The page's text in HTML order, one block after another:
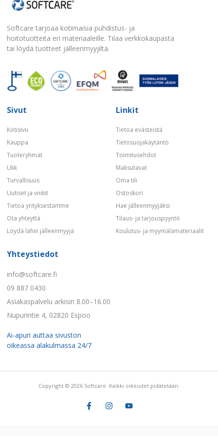
Softcare tarjoaa kotimaisia puhdistus- ja
hoitotuotteita eri materiaaleille. Tilaa verkkokaupasta
tai löydä tuotteet jälleenmyyjiltä.
Sivut
Kotisivu
Kauppa
Tuoteryhmät
Ukk
Turvallisuus
Uutiset ja vinkit
Tietoa yrityksestämme
Ota yhteyttä
Löydä lähin jälleenmyyjä
Linkit
Tietoa evästeistä
Tietosuojakäytäntö
Toimitusehdot
Maksutavat
Oma tili
Ostoskori
Hae jälleenmyyjäksi
Tilaus- ja tarjouspyyntö
Koulutus- ja myymälämateriaalit
Yhteystiedot
info@softcare.fi
09 887 0430
Asiakaspalvelu arkisin 8.00–16.00
Nupurintie 4, 02820 Espoo
Ai-apuri auttaa sivuston
oikeassa alakulmassa 24/7
Copyright © 2026 Softcare. Kaikki oikeudet pidätetään.